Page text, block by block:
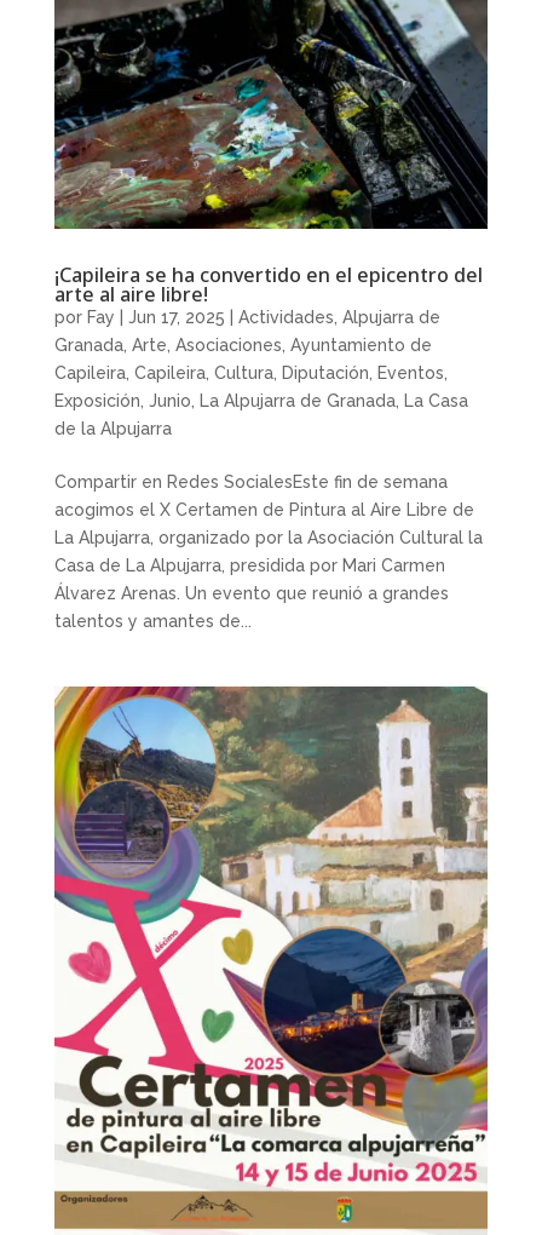
¡Capileira se ha convertido en el epicentro del
arte al aire libre!
por Fay | Jun 17, 2025 | Actividades Alpujarra de
Granada, Arte Asociaciones Ayuntamiento de
Capileira, Capileira, Cultura, Diputación Eventos
Exposición Junio La Alpujarra de Granada, La Casa
de la Alpujarra
Compartir en Redes SocialesEste fin de semana
acogimos el X Certamen de Pintura al Aire Libre de
La Alpujarra, organizado por la Asociación Cultural la
Casa de La Alpujarra, presidida por Mari Carmen
Álvarez Arenas. Un evento que reunió a grandes
talentos y amantes de...